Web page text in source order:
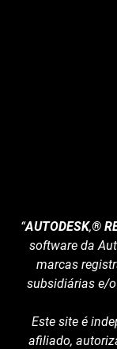
“AUTODESK,®
software da
marcas
subsidiárias e/
Este site é
afiliado,